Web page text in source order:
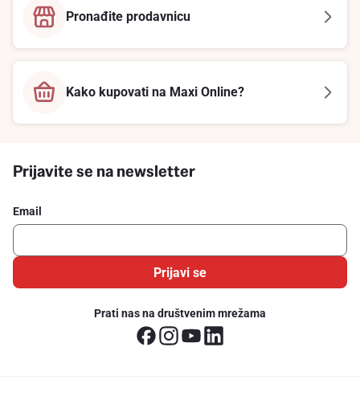
Pronađite prodavnicu
Kako kupovati na Maxi Online?
Prijavite se na newsletter
Email
Prijavi se
Prati nas na društvenim mrežama